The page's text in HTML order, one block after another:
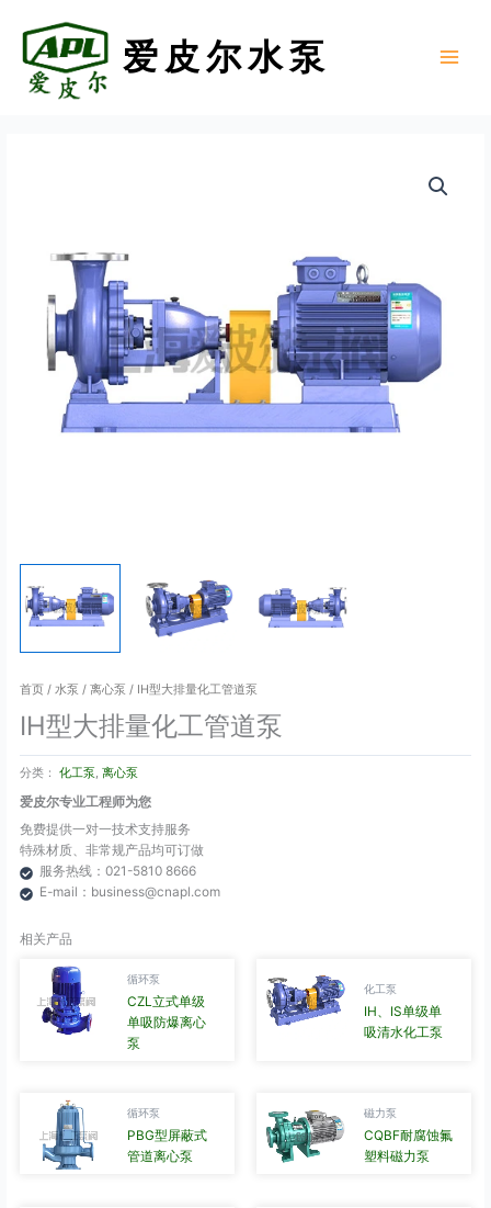
爱皮尔水泵
首页 / 水泵 /离心泵 / IH型大排量化工管道泵
IH型大排量化工管道泵
分类：化工泵,离心泵
爱皮尔专业工程师为您
免费提供一对一技术支持服务
特殊材质、非常规产品均可订做
服务热线：021-5810 8666
E-mail：business@cnapl.com
相关产品
循环泵
CZL立式单级
单吸防爆离心
泵
化工泵
IH、IS单级单
吸清水化工泵
循环泵
PBG型屏蔽式
管道离心泵
磁力泵
CQBF耐腐蚀氟
塑料磁力泵